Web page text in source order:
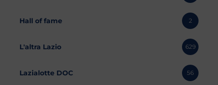
Hall of fame 2
L'altra Lazio 629
Lazialotte DOC 56